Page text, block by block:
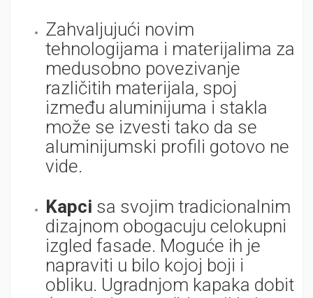
Zahvaljujući novim
tehnologijama i materijalima za
medusobno povezivanje
različitih materijala, spoj
između aluminijuma i stakla
može se izvesti tako da se
aluminijumski profili gotovo ne
vide.
Kapci sa svojim tradicionalnim
dizajnom obogacuju celokupni
izgled fasade. Moguće ih je
napraviti u bilo kojoj boji i
obliku. Ugradnjom kapaka dobit